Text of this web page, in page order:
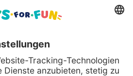
bezahlen mit: